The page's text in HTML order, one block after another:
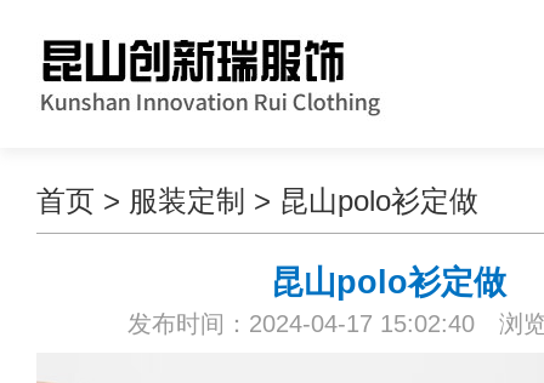
首页 > 服装定制 > 昆山polo衫定做
昆山polo衫定做
发布时间：2024-04-17 15:02:40 浏